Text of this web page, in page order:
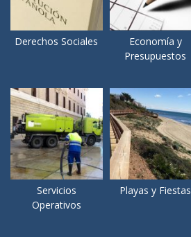
Derechos Sociales
Economía y
Presupuestos
Servicios
Operativos
Playas y Fiestas